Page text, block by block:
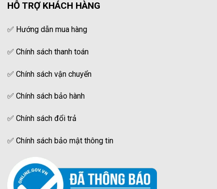
HỖ TRỢ KHÁCH HÀNG
✅ Hướng dẫn mua hàng
✅ Chính sách thanh toán
✅ Chính sách vận chuyển
✅ Chính sách bảo hành
✅ Chính sách đổi trả
✅ Chính sách bảo mật thông tin